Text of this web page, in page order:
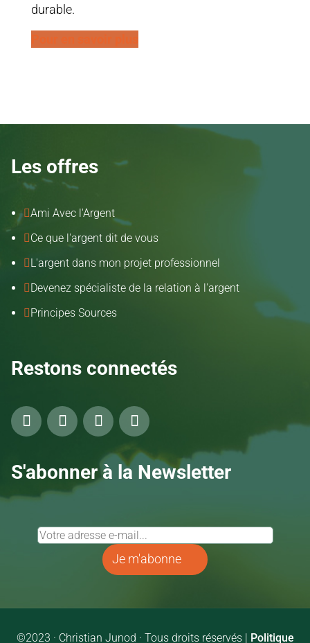
durable.
Les offres
Ami Avec l'Argent
Ce que l'argent dit de vous
L'argent dans mon projet professionnel
Devenez spécialiste de la relation à l'argent
Principes Sources
Restons connectés
S'abonner à la Newsletter
Je m'abonne
©2023 · Christian Junod · Tous droits réservés | Politique